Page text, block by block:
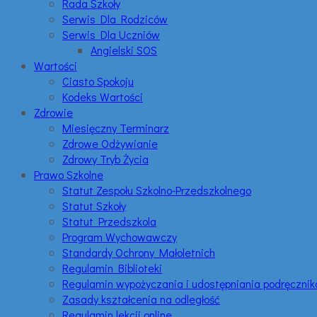
Rada Szkoły
Serwis Dla Rodziców
Serwis Dla Uczniów
Angielski SOS
Wartości
Ciasto Spokoju
Kodeks Wartości
Zdrowie
Miesięczny Terminarz
Zdrowe Odżywianie
Zdrowy Tryb Życia
Prawo Szkolne
Statut Zespołu Szkolno-Przedszkolnego
Statut Szkoły
Statut Przedszkola
Program Wychowawczy
Standardy Ochrony Małoletnich
Regulamin Biblioteki
Regulamin wypożyczania i udostępniania
Zasady kształcenia na odległość